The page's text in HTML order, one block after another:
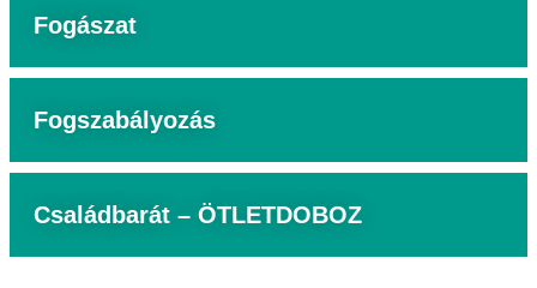
Fogászat
Fogszabályozás
Családbarát – ÖTLETDOBOZ